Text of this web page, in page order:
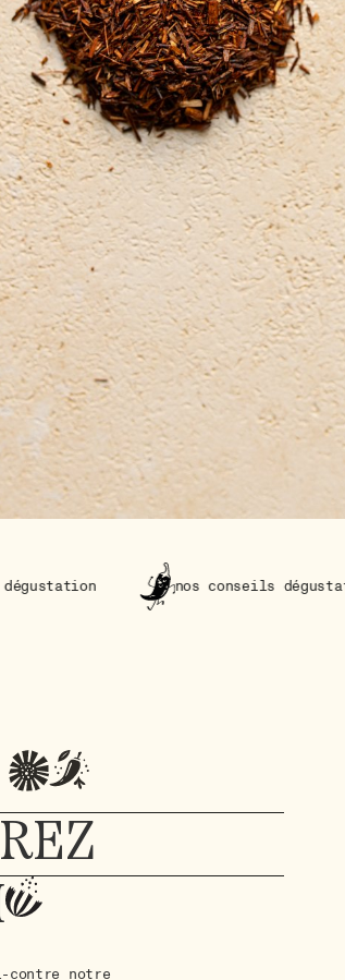
nos conseils dégustation
contre notre